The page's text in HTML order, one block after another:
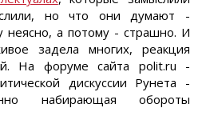
но что они думают -
неясно, а потому - страшно. И
задела многих, реакция
На форуме сайта polit.ru -
дискуссии Рунета -
набирающая обороты